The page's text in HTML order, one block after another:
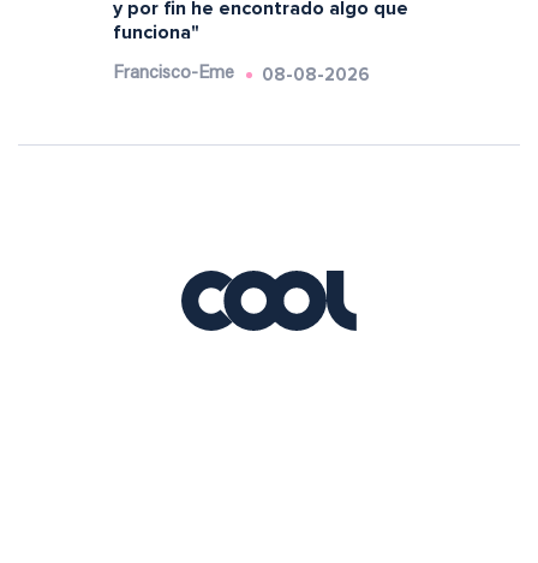
y por fin he encontrado algo que
funciona"
Francisco-Eme 08-08-2026